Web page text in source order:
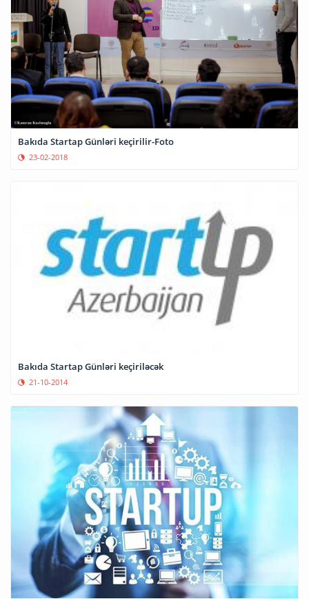
Bakıda Startap Günləri keçirilir-Foto
23-02-2018
Bakıda Startap Günləri keçiriləcək
21-10-2014